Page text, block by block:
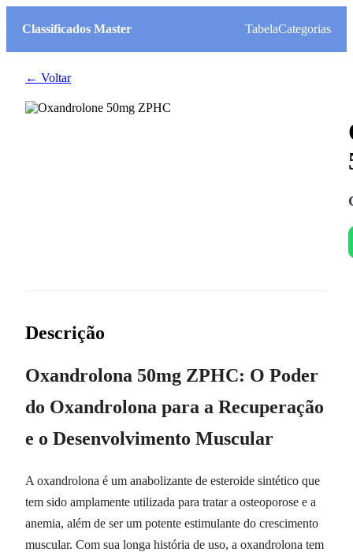
Classificados Master TabelaCategorias
← Voltar
Descrição
Oxandrolona 50mg ZPHC: O Poder
do Oxandrolona para a Recuperação
e o Desenvolvimento Muscular
A oxandrolona é um anabolizante de esteroide sintético que
tem sido amplamente utilizada para tratar a osteoporose e a
anemia, além de ser um potente estimulante do crescimento
muscular. Com sua longa história de uso, a oxandrolona tem